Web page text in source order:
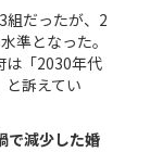
組だったが、2
準となった。
は「2030年代
と訴えてい
で減少した婚